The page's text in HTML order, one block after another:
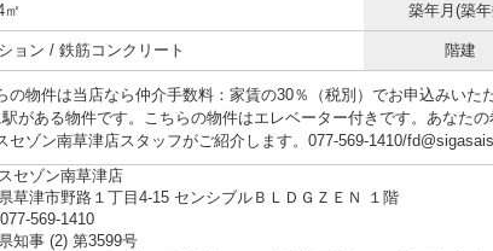
㎡ 築年月(築
ョン / 鉄筋コンクリート 階建
の物件は当店なら仲介手数料：家賃の30％（税別）でお申込みい
がある物件です。こちらの物件はエレベーター付きです。あなた
セゾン南草津店スタッフがご紹介します。077-569-1410/
セゾン南草津店
草津市野路１丁目4-15 センシブルＢＬＤＧＺＥＮ １階
569-1410
知事 (2) 第3599号